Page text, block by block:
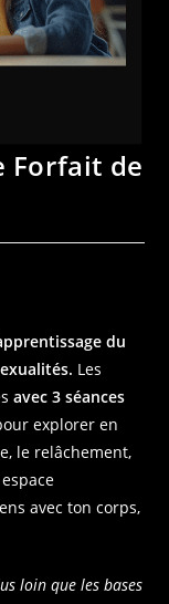
Forfait de
du
Les
avec 3 séances
explorer en
le relâchement,
avec ton corps,
loin que les bases